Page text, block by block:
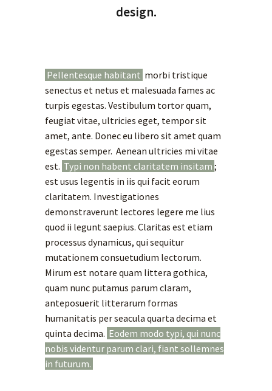
design.
Pellentesque habitant morbi tristique
senectus et netus et malesuada fames ac
turpis egestas. Vestibulum tortor quam,
feugiat vitae, ultricies eget, tempor sit
amet, ante. Donec eu libero sit amet quam
egestas semper. Aenean ultricies mi vitae
est. Typi non habent claritatem insitam ;
est usus legentis in iis qui facit eorum
claritatem. Investigationes
demonstraverunt lectores legere me lius
quod ii legunt saepius. Claritas est etiam
processus dynamicus, qui sequitur
mutationem consuetudium lectorum.
Mirum est notare quam littera gothica,
quam nunc putamus parum claram,
anteposuerit litterarum formas
humanitatis per seacula quarta decima et
quinta decima. Eodem modo typi, qui nunc
nobis videntur parum clari, fiant sollemnes
in futurum.